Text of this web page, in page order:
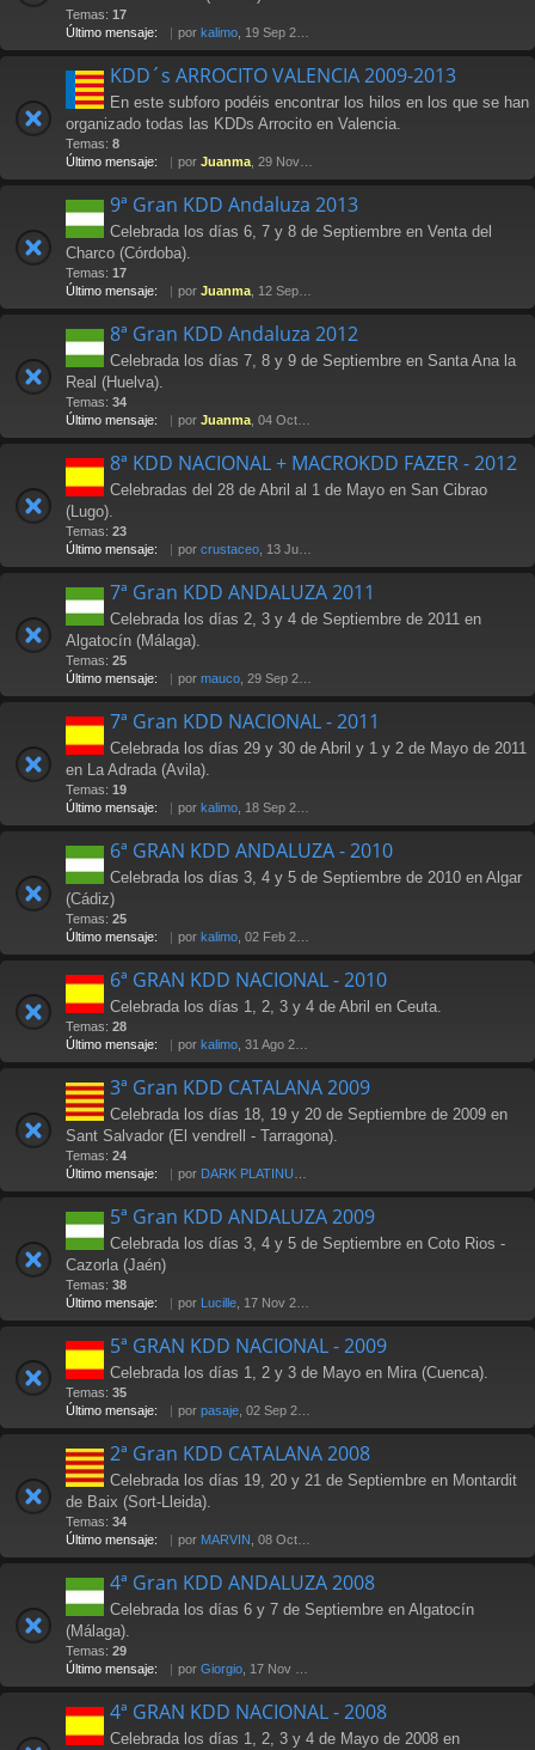
Temas: 17
Último mensaje:
por kalimo , 19 Sep 2014 20:50
KDD´s ARROCITO VALENCIA 2009-2013
En este subforo podéis encontrar los hilos en los que se han
organizado todas las KDDs Arrocito en Valencia.
Temas: 8
Último mensaje:
por Juanma , 29 Nov 2013 14:01
9ª Gran KDD Andaluza 2013
Celebrada los días 6, 7 y 8 de Septiembre en Venta del
Charco (Córdoba).
Temas: 17
Último mensaje:
por Juanma , 12 Sep 2013 22:52
8ª Gran KDD Andaluza 2012
Celebrada los días 7, 8 y 9 de Septiembre en Santa Ana la
Real (Huelva).
Temas: 34
Último mensaje:
por Juanma , 04 Oct 2012 15:24
8ª KDD NACIONAL + MACROKDD FAZER - 2012
Celebradas del 28 de Abril al 1 de Mayo en San Cibrao
(Lugo).
Temas: 23
Último mensaje:
por crustaceo , 13 Jul 2012 21:36
7ª Gran KDD ANDALUZA 2011
Celebrada los días 2, 3 y 4 de Septiembre de 2011 en
Algatocín (Málaga).
Temas: 25
Último mensaje:
por mauco , 29 Sep 2011 02:15
7ª Gran KDD NACIONAL - 2011
Celebrada los días 29 y 30 de Abril y 1 y 2 de Mayo de 2011
en La Adrada (Avila).
Temas: 19
Último mensaje:
por kalimo , 18 Sep 2011 23:36
6ª GRAN KDD ANDALUZA - 2010
Celebrada los días 3, 4 y 5 de Septiembre de 2010 en Algar
(Cádiz)
Temas: 25
Último mensaje:
por kalimo , 02 Feb 2011 16:01
6ª GRAN KDD NACIONAL - 2010
Celebrada los días 1, 2, 3 y 4 de Abril en Ceuta.
Temas: 28
Último mensaje:
por kalimo , 31 Ago 2010 18:03
3ª Gran KDD CATALANA 2009
Celebrada los días 18, 19 y 20 de Septiembre de 2009 en
Sant Salvador (El vendrell - Tarragona).
Temas: 24
Último mensaje:
por DARK PLATINUM
5ª Gran KDD ANDALUZA 2009
Celebrada los días 3, 4 y 5 de Septiembre en Coto Rios -
Cazorla (Jaén)
Temas: 38
Último mensaje:
por Lucille , 17 Nov 2009 18:20
5ª GRAN KDD NACIONAL - 2009
Celebrada los días 1, 2 y 3 de Mayo en Mira (Cuenca).
Temas: 35
Último mensaje:
por pasaje , 02 Sep 2010 16:44
2ª Gran KDD CATALANA 2008
Celebrada los días 19, 20 y 21 de Septiembre en Montardit
de Baix (Sort-Lleida).
Temas: 34
Último mensaje:
por MARVIN , 08 Oct 2008 09:59
4ª Gran KDD ANDALUZA 2008
Celebrada los días 6 y 7 de Septiembre en Algatocín
(Málaga).
Temas: 29
Último mensaje:
por Giorgio , 17 Nov 2009 22:01
4ª GRAN KDD NACIONAL - 2008
Celebrada los días 1, 2, 3 y 4 de Mayo de 2008 en